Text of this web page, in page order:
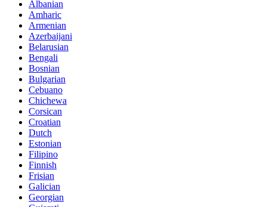
Albanian
Amharic
Armenian
Azerbaijani
Belarusian
Bengali
Bosnian
Bulgarian
Cebuano
Chichewa
Corsican
Croatian
Dutch
Estonian
Filipino
Finnish
Frisian
Galician
Georgian